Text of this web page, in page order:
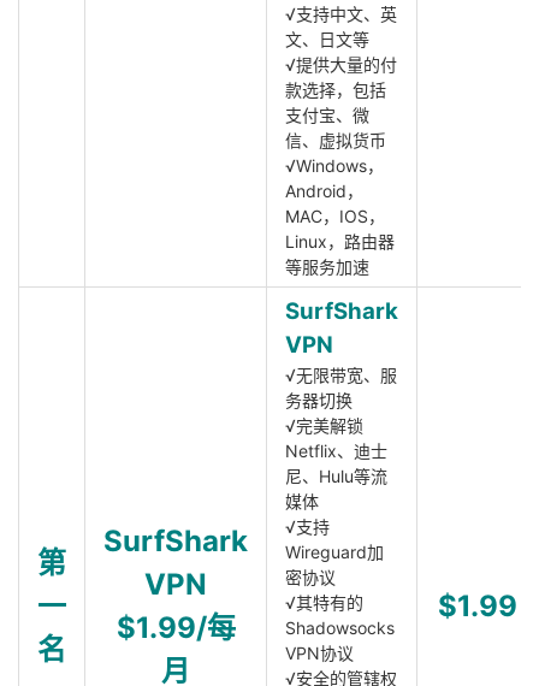
√支持中文、英
文、日文等
√提供大量的付
款选择，包括
支付宝、微
信、虚拟货币
√Windows，
Android，
MAC，IOS，
Linux，路由器
等服务加速
第
一
名
SurfShark
VPN
$1.99/每
月
SurfShark
VPN
√无限带宽、服
务器切换
√完美解锁
Netflix、迪士
尼、Hulu等流
媒体
√支持
Wireguard加
密协议
√其特有的
Shadowsocks
VPN协议
√安全的管辖权
$1.99